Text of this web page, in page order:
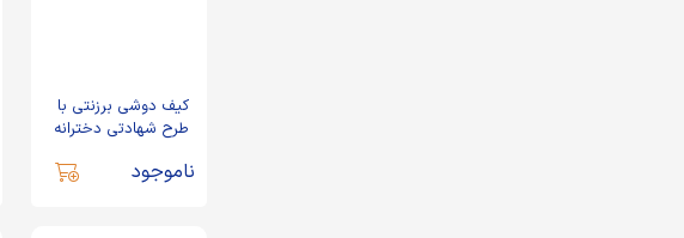
کیف دوشی برزنتی با
طرح شهادتی دخترانه
ناموجود